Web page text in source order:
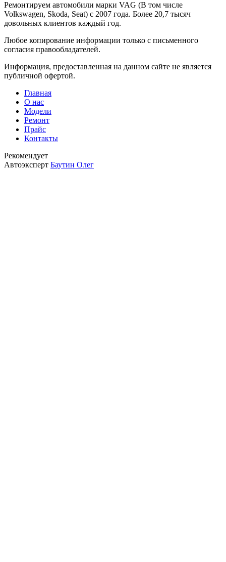
Ремонтируем автомобили марки VAG (В том числе
Volkswagen, Skoda, Seat) с 2007 года. Более 20,7 тысяч
довольных клиентов каждый год.
Любое копирование информации только с письменного
согласия правообладателей.
Информация, предоставленная на данном сайте не является
публичной офертой.
Главная
О нас
Модели
Ремонт
Прайс
Контакты
Рекомендует
Автоэксперт Баутин Олег